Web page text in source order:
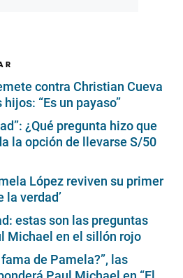
contra Christian Cueva
“Es un payaso”
¿Qué pregunta hizo que
la opción de llevarse S/50
López reviven su primer
la verdad’
estas son las preguntas
Michael en el sillón rojo
de Pamela?”, las